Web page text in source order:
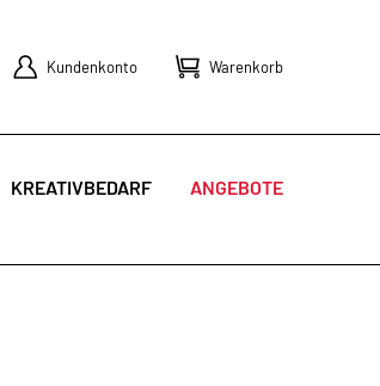
Kundenkonto Warenkorb
KREATIVBEDARF ANGEBOTE